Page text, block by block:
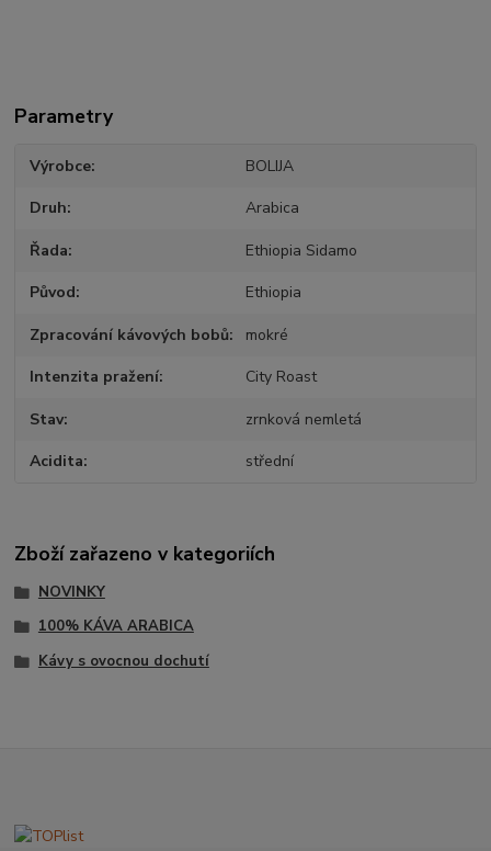
Parametry
Výrobce BOLIJA
Druh Arabica
Řada Ethiopia Sidamo
Původ Ethiopia
Zpracování kávových bobů mokré
Intenzita pražení City Roast
Stav zrnková nemletá
Acidita střední
Zboží zařazeno v kategoriích
NOVINKY
100% KÁVA ARABICA
Kávy s ovocnou dochutí